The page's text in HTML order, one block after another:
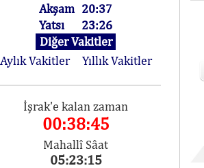
Akşam 20:37
Yatsı
23:26
Diğer Vakitler
Aylık Vakitler
Yıllık Vakitler
İşrak'e kalan zaman
00:38:45
Mahallî Sâat
05:23:15